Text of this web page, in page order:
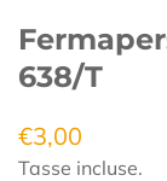
638/T
Prezzo
regolare
€3,00
Tasse incluse.